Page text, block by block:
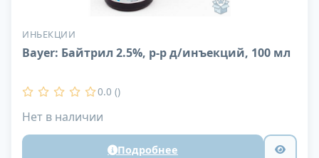
ИНЬЕКЦИИ
Bayer: Байтрил 2.5%, р-р д/инъекций, 100 мл
0.0 ()
Нет в наличии
Подробнее